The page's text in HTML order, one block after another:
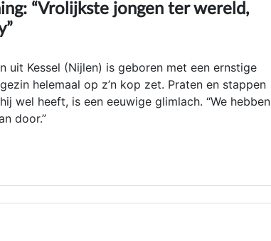
“Vrolijkste jongen ter wereld,
uit Kessel (Nijlen) is geboren met een ernstige
helemaal op z’n kop zet. Praten en stappen
wel heeft, is een eeuwige glimlach. “We hebben
door.”